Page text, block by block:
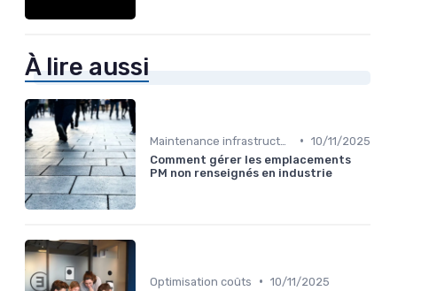
À lire aussi
• 10/11/2025
Comment gérer les emplacements
PM non renseignés en industrie
Optimisation coûts • 10/11/2025